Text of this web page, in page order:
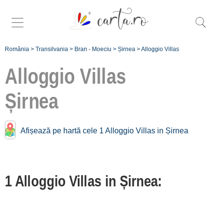
România > Transilvania > Bran - Moeciu > Șirnea >Alloggio Villas
Alloggio Villas
Șirnea
Afișează pe hartă cele 1 Alloggio Villas in Șirnea
1 Alloggio Villas in Șirnea:
Villas vicino a
[11 offers a 5.8 km]
Bran